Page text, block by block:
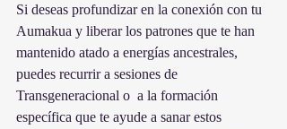
Si deseas profundizar en la conexión con tu
Aumakua y liberar los patrones que te han
mantenido atado a energías ancestrales,
puedes recurrir a sesiones de
Transgeneracional o  a la formación
específica que te ayude a sanar estos